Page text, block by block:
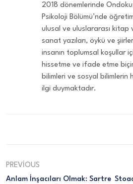
2018 dönemlerinde
Psikoloji Bölümü’nde
ulusal ve uluslararası kitap
sanat yazıları, öykü ve
insanın toplumsal koşullar
hissetme ve ifade etme
bilimleri ve sosyal bilimlerin
ilgi duymaktadır.
PREVIOUS
Anlam İnşacıları Olmak: Sartre